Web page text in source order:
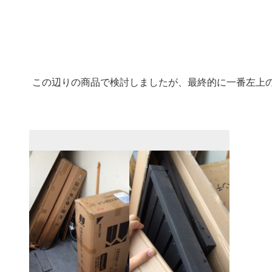
この辺りの商品で検討しましたが、最終的に一番左上